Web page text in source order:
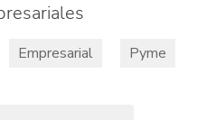
Empresarial Pyme